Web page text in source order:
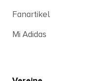
Fanartikel
Mi Adidas